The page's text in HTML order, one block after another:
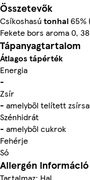
Összetevők
Csíkoshasú tonhal65%
Fekete bors aroma 0,
Tápanyagtartalom
Átlagos tápérték
Energia
-
Zsír
- amelyből telített
Szénhidrát
- amelyből cukrok
Fehérje
Só
Allergén információ
Tartalmaz: Hal